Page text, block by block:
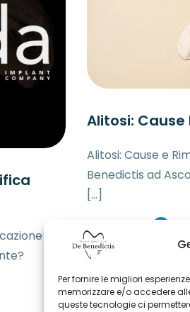
Per fornire le migliori
memorizzare e/o accedere
queste tecnologie ci
Alitosi: Cause
Alitosi: Cause e
Benedictis ad
[…]